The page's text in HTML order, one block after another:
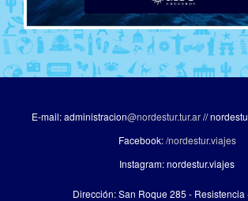
E-mail: administracion@nordestur.tur.ar//
Facebook:/nordestur.viajes
Instagram: nordestur.viajes
Dirección: San Roque 285 - Resistencia